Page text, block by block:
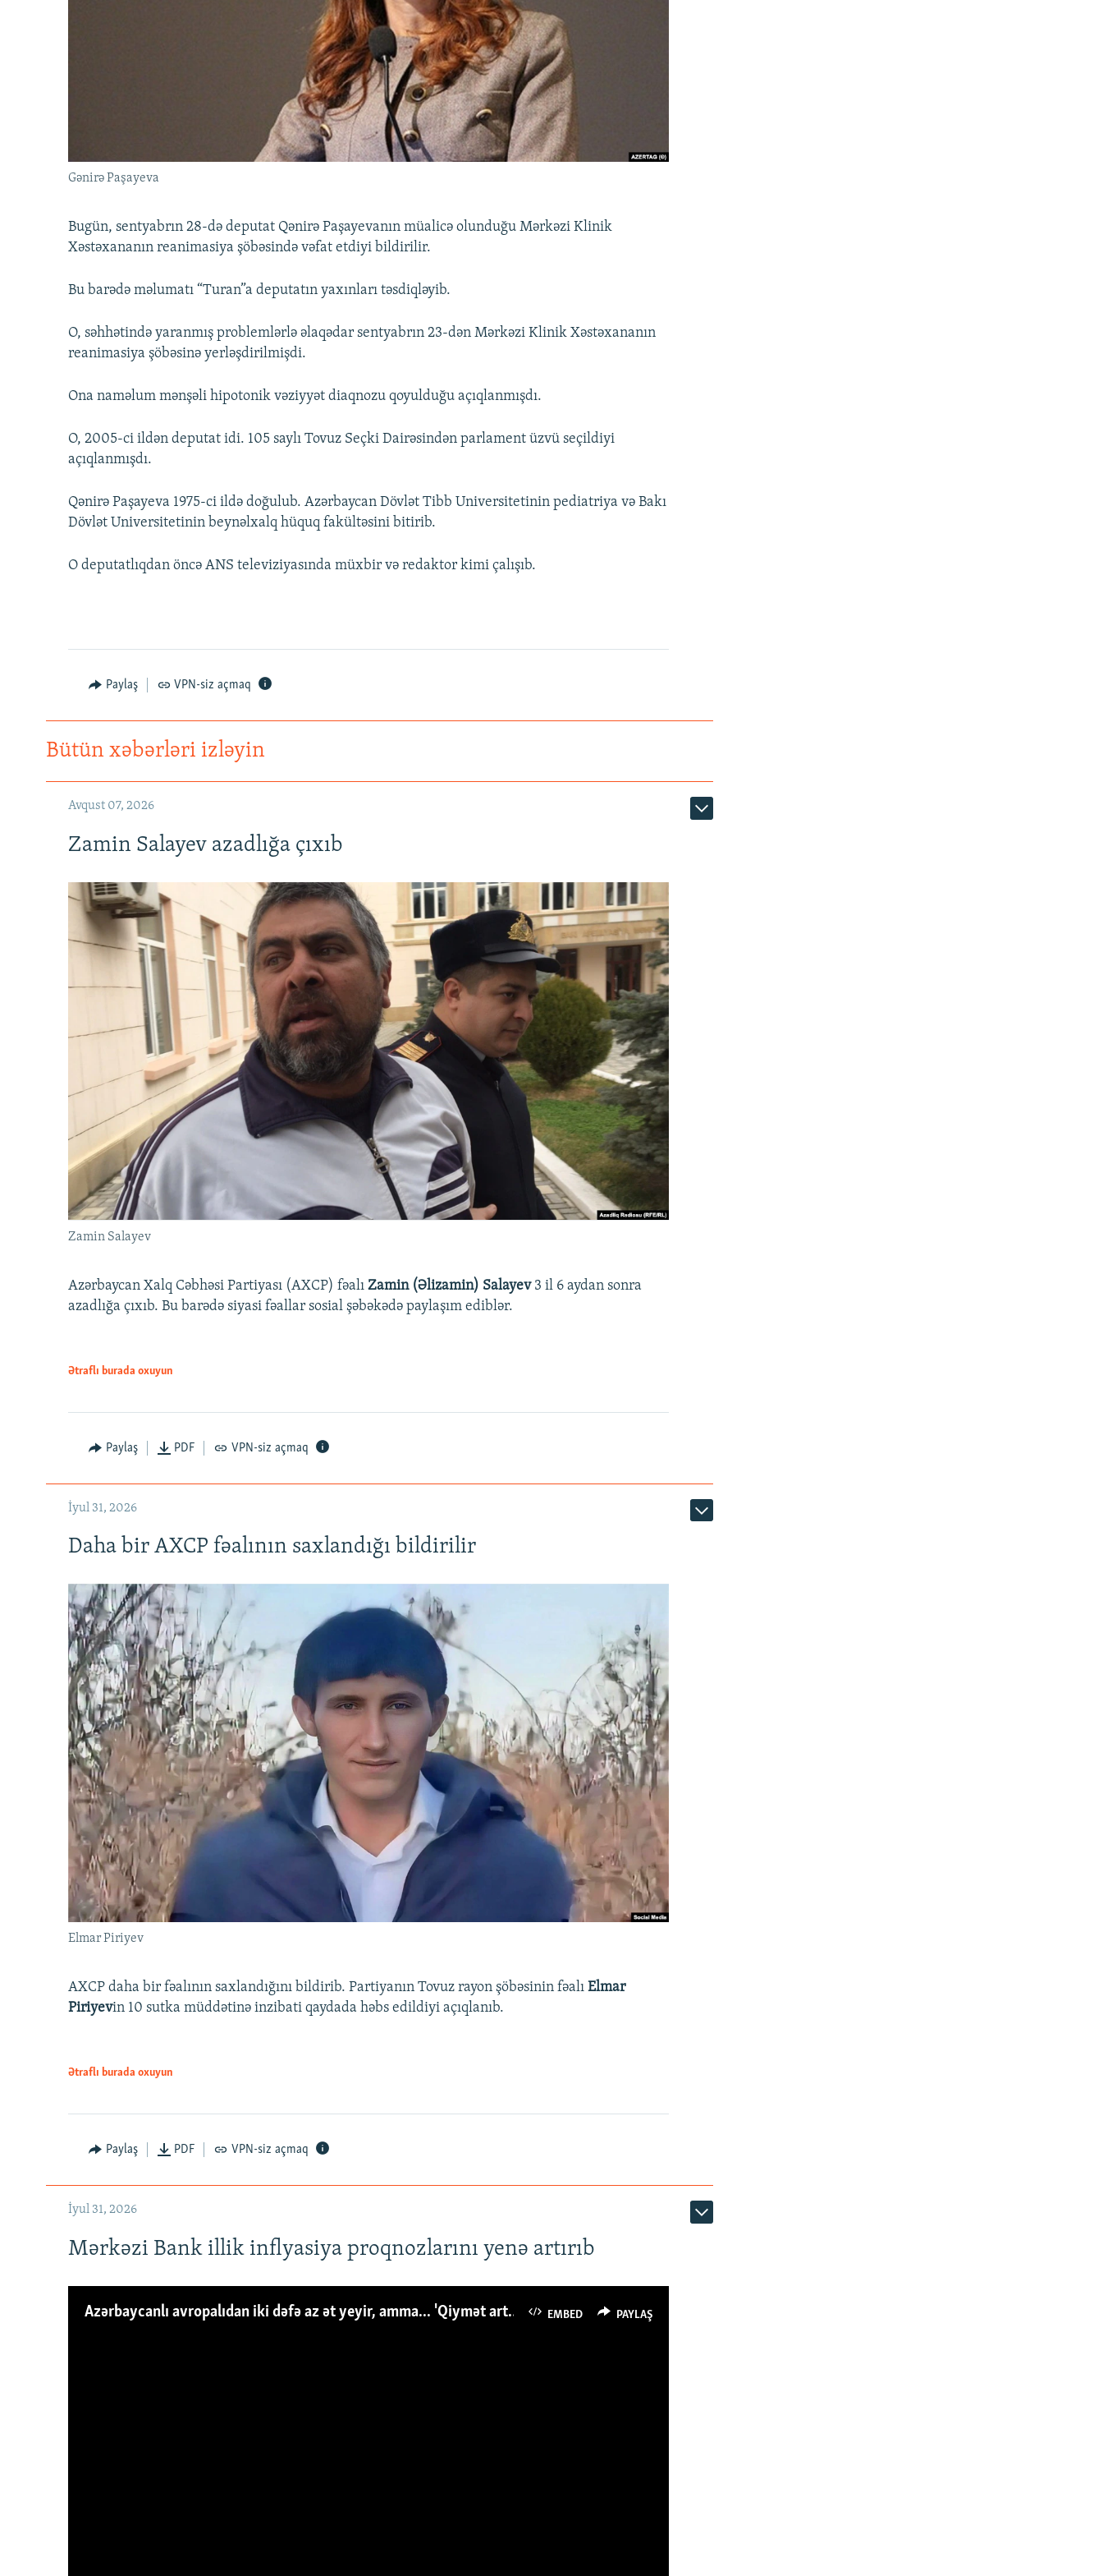
Gənirə Paşayeva
Bugün, sentyabrın 28-də deputat Qənirə Paşayevanın müalicə olunduğu Mərkəzi Klinik
Xəstəxananın reanimasiya şöbəsində vəfat etdiyi bildirilir.
Bu barədə məlumatı “Turan”a deputatın yaxınları təsdiqləyib.
O, səhhətində yaranmış problemlərlə əlaqədar sentyabrın 23-dən Mərkəzi Klinik Xəstəxananın
reanimasiya şöbəsinə yerləşdirilmişdi.
Ona naməlum mənşəli hipotonik vəziyyət diaqnozu qoyulduğu açıqlanmışdı.
O, 2005-ci ildən deputat idi. 105 saylı Tovuz Seçki Dairəsindən parlament üzvü seçildiyi
açıqlanmışdı.
Qənirə Paşayeva 1975-ci ildə doğulub. Azərbaycan Dövlət Tibb Universitetinin pediatriya və Bakı
Dövlət Universitetinin beynəlxalq hüquq fakültəsini bitirib.
O deputatlıqdan öncə ANS televiziyasında müxbir və redaktor kimi çalışıb.
Paylaş VPN-siz açmaq
Bütün xəbərləri izləyin
Avqust 07, 2026
Zamin Salayev azadlığa çıxıb
Zamin Salayev
Azərbaycan Xalq Cəbhəsi Partiyası (AXCP) fəalı Zamin (Əlizamin) Salayev 3 il 6 aydan sonra
azadlığa çıxıb. Bu barədə siyasi fəallar sosial şəbəkədə paylaşım ediblər.
Ətraflı burada oxuyun
Paylaş PDF VPN-siz açmaq
İyul 31, 2026
Daha bir AXCP fəalının saxlandığı bildirilir
Elmar Piriyev
AXCP daha bir fəalının saxlandığını bildirib. Partiyanın Tovuz rayon şöbəsinin fəalı Elmar
Piriyevin 10 sutka müddətinə inzibati qaydada həbs edildiyi açıqlanıb.
Ətraflı burada oxuyun
Paylaş PDF VPN-siz açmaq
İyul 31, 2026
Mərkəzi Bank illik inflyasiya proqnozlarını yenə artırıb
EMBED PAYLAŞ
Azərbaycanlı avropalıdan iki dəfə az ət yeyir, amma... 'Qiymət artımı qaçılmazdır'